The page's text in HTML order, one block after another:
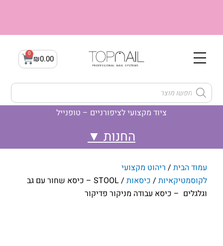
₪0.00
0
עגלת
קניות
Products
search
ציוד מקצועי לציפורניים – טופנייל
עמוד הבית / ריהוט מקצועי
לקוסמטיקאיות / כיסאות
/ STOOL – כיסא שחור עם גב
וגלגלים – כיסא עבודה מניקור פדיקור